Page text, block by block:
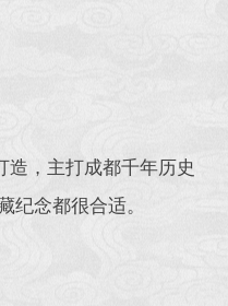
造，主打成都千年历史
纪念都很合适。